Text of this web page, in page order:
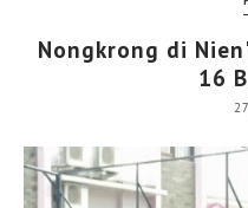
Nongkrong di
16